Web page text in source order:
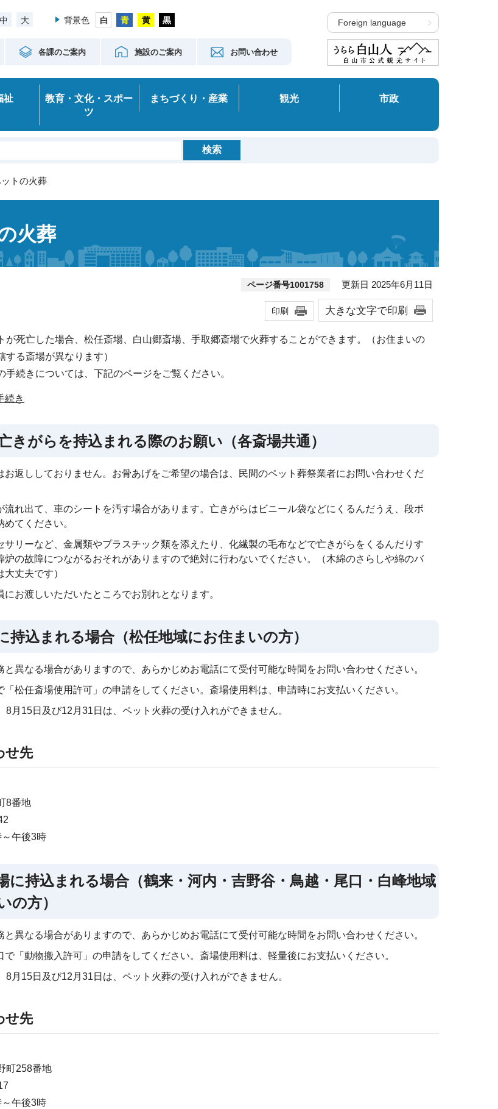
中 大 背景色
各課のご案内 施設のご案内 お問い合わせ
Foreign language
祉
教育・文化・スポー
ツ
まちづくり・産業 観光 市政
トの火葬
火葬
ページ番号1001758 更新日 2025年6月11日
印刷 大きな文字で印刷
が死亡した場合、松任斎場、白山郷斎場、手取郷斎場で火葬することができます。（お住まいの
する斎場が異なります）
手続きについては、下記のページをご覧ください。
続き
きがらを持込まれる際のお願い（各斎場共通）
お返ししておりません。お骨あげをご希望の場合は、民間のペット葬祭業者にお問い合わせくだ
流れ出て、車のシートを汚す場合があります。亡きがらはビニール袋などにくるんだうえ、段ボ
てください。
サリーなど、金属類やプラスチック類を添えたり、化繊製の毛布などで亡きがらをくるんだりす
炉の故障につながるおそれがありますので絶対に行わないでください。（木綿のさらしや綿のバ
丈夫です）
にお渡しいただいたところでお別れとなります。
持込まれる場合（松任地域にお住まいの方）
と異なる場合がありますので、あらかじめお電話にて受付可能な時間をお問い合わせください。
「松任斎場使用許可」の申請をしてください。斎場使用料は、申請時にお支払いください。
8月15日及び12月31日は、ペット火葬の受け入れができません。
せ先
8番地
午後3時
に持込まれる場合（鶴来・河内・吉野谷・鳥越・尾口・白峰地域
の方）
と異なる場合がありますので、あらかじめお電話にて受付可能な時間をお問い合わせください。
で「動物搬入許可」の申請をしてください。斎場使用料は、軽量後にお支払いください。
8月15日及び12月31日は、ペット火葬の受け入れができません。
せ先
町258番地
午後3時